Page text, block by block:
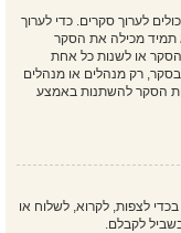
לערוך סקרים. כדי לערוך
תמיד מכילה את הסקר
או לשנות כל אחת
רק מנהלים או מנהלים
הסקר להשתנות באמצע
לצפות, לקרוא, לשלוח או
לקבלם.